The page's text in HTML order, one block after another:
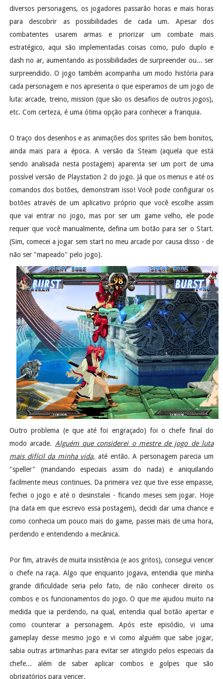
diversos personagens, os jogadores passarão horas e mais horas
para descobrir as possibilidades de cada um. Apesar dos
combatentes usarem armas e priorizar um combate mais
estratégico, aqui são implementadas coisas como, pulo duplo e
dash no ar, aumentando as possibilidades de surpreender ou... ser
surpreendido. O jogo também acompanha um modo história para
cada personagem e nos apresenta o que esperamos de um jogo de
luta: arcade, treino, mission (que são os desafios de outros jogos),
etc. Com certeza, é uma ótima opção para conhecer a franquia.
O traço dos desenhos e as animações dos sprites são bem bonitos,
ainda mais para a época. A versão da Steam (aquela que está
sendo analisada nesta postagem) aparenta ser um port de uma
possível versão de Playstation 2 do jogo. Já que os menus e até os
comandos dos botões, demonstram isso! Você pode configurar os
botões através de um aplicativo próprio que você escolhe assim
que vai entrar no jogo, mas por ser um game velho, ele pode
requer que você manualmente, defina um botão para ser o Start.
(Sim, comecei a jogar sem start no meu arcade por causa disso - de
não ser "mapeado" pelo jogo).
Outro problema (e que até foi engraçado) foi o chefe final do
modo arcade. Alguém que considerei o mestre de jogo de luta
mais difícil da minha vida, até então. A personagem parecia um
"speller" (mandando especiais assim do nada) e aniquilando
facilmente meus continues. Da primeira vez que tive esse empasse,
fechei o jogo e até o desinstalei - ficando meses sem jogar. Hoje
(na data em que escrevo essa postagem), decidi dar uma chance e
como conhecia um pouco mais do game, passei mais de uma hora,
perdendo e entendendo a mecânica.
Por fim, através de muita insistência (e aos gritos), consegui vencer
o chefe na raça. Algo que enquanto jogava, entendia que minha
grande dificuldade seria pelo fato, de não conhecer direito os
combos e os funcionamentos do jogo. O que me ajudou muito na
medida que ia perdendo, na qual, entendia qual botão apertar e
como counterar a personagem. Após este episódio, vi uma
gameplay desse mesmo jogo e vi como alguém que sabe jogar,
sabia outras artimanhas para evitar ser atingido pelos especiais da
chefe... além de saber aplicar combos e golpes que são
obrigatórios para vencer.